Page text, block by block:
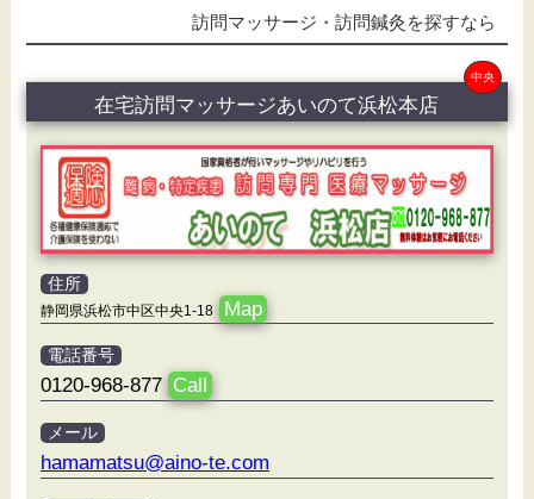
訪問マッサージ・訪問鍼灸を探すなら
中央
在宅訪問マッサージあいのて浜松本店
住所
静岡県浜松市中区中央1-18 Map
電話番号
0120-968-877 Call
メール
hamamatsu@aino-te.com